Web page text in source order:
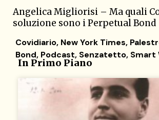
Angelica Migliorisi – Ma quali
soluzione sono i Perpetual Bond
Covidiario, New York Times,
Bond, Podcast, Senzatetto, Smart
In Primo Piano